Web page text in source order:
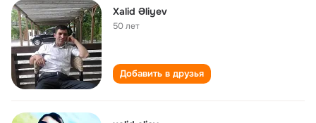
Xalid Əliyev
50 лет
Добавить в друзья